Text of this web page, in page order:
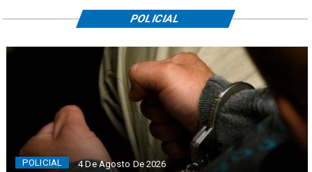
POLICIAL 4 De Agosto De 2026
POLICIAL